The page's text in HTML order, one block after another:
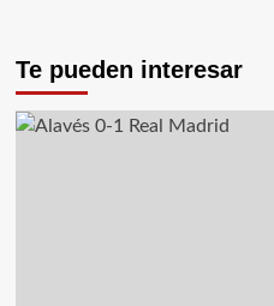
Te pueden interesar